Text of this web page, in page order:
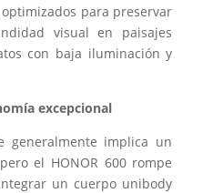
para preservar
visual en paisajes
con baja iluminación y
excepcional
generalmente implica un
el HONOR 600 rompe
un cuerpo unibody